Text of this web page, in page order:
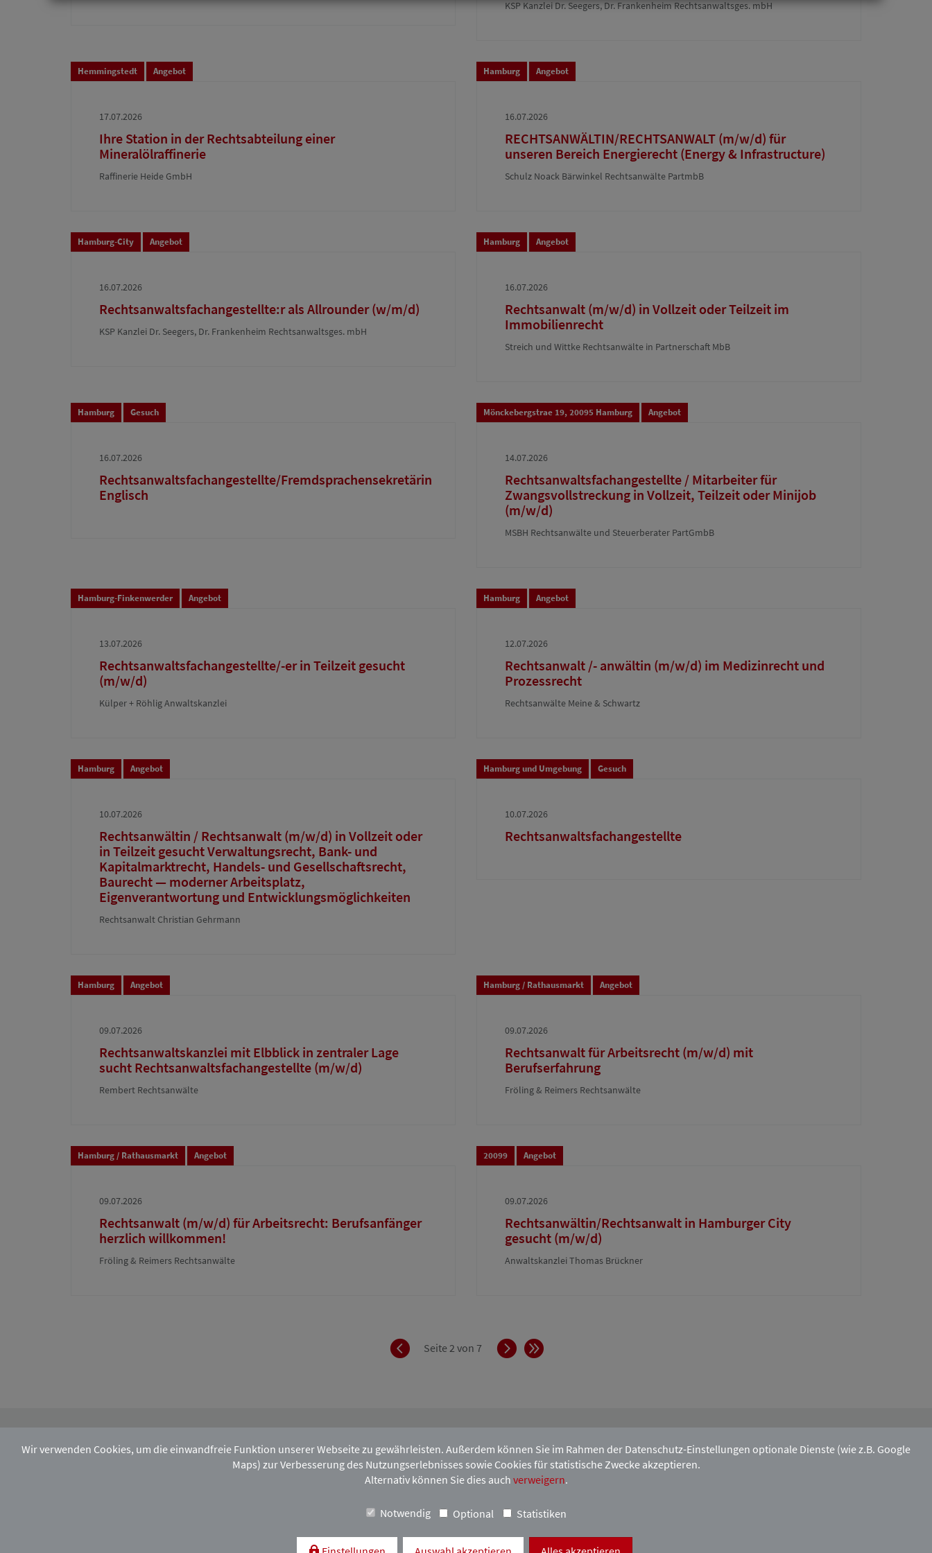
KSP Kanzlei Dr. Seegers, Dr. Frankenheim Rechtsanwaltsges. mbH
Hemmingstedt Angebot
17.07.2026
Ihre Station in der Rechtsabteilung einer
Mineralölraffinerie
Raffinerie Heide GmbH
Hamburg Angebot
16.07.2026
RECHTSANWÄLTIN/RECHTSANWALT (m/w/d) für
unseren Bereich Energierecht (Energy & Infrastructure)
Schulz Noack Bärwinkel Rechtsanwälte PartmbB
Hamburg-City Angebot
16.07.2026
Rechtsanwaltsfachangestellte:r als Allrounder (w/m/d)
KSP Kanzlei Dr. Seegers, Dr. Frankenheim Rechtsanwaltsges. mbH
Hamburg Angebot
16.07.2026
Rechtsanwalt (m/w/d) in Vollzeit oder Teilzeit im
Immobilienrecht
Streich und Wittke Rechtsanwälte in Partnerschaft MbB
Hamburg Gesuch
16.07.2026
Rechtsanwaltsfachangestellte/Fremdsprachensekretärin
Englisch
Mönckebergstrae 19, 20095 Hamburg Angebot
14.07.2026
Rechtsanwaltsfachangestellte / Mitarbeiter für
Zwangsvollstreckung in Vollzeit, Teilzeit oder Minijob
(m/w/d)
MSBH Rechtsanwälte und Steuerberater PartGmbB
Hamburg-Finkenwerder Angebot
13.07.2026
Rechtsanwaltsfachangestellte/-er in Teilzeit gesucht
(m/w/d)
Külper + Röhlig Anwaltskanzlei
Hamburg Angebot
12.07.2026
Rechtsanwalt /- anwältin (m/w/d) im Medizinrecht und
Prozessrecht
Rechtsanwälte Meine & Schwartz
Hamburg Angebot
10.07.2026
Rechtsanwältin / Rechtsanwalt (m/w/d) in Vollzeit oder
in Teilzeit gesucht Verwaltungsrecht, Bank- und
Kapitalmarktrecht, Handels- und Gesellschaftsrecht,
Baurecht — moderner Arbeitsplatz,
Eigenverantwortung und Entwicklungsmöglichkeiten
Rechtsanwalt Christian Gehrmann
Hamburg und Umgebung Gesuch
10.07.2026
Rechtsanwaltsfachangestellte
Hamburg Angebot
09.07.2026
Rechtsanwaltskanzlei mit Elbblick in zentraler Lage
sucht Rechtsanwaltsfachangestellte (m/w/d)
Rembert Rechtsanwälte
Hamburg / Rathausmarkt Angebot
09.07.2026
Rechtsanwalt für Arbeitsrecht (m/w/d) mit
Berufserfahrung
Fröling & Reimers Rechtsanwälte
Hamburg / Rathausmarkt Angebot
09.07.2026
Rechtsanwalt (m/w/d) für Arbeitsrecht: Berufsanfänger
herzlich willkommen!
Fröling & Reimers Rechtsanwälte
20099 Angebot
09.07.2026
Rechtsanwältin/Rechtsanwalt in Hamburger City
gesucht (m/w/d)
Anwaltskanzlei Thomas Brückner
ZurückSeite 2 von 7 VorwärtsEnde
Melden Sie sich hier zu unserem monatlichen HAVupdate-Newsletter an.
Wir verwenden Cookies, um die einwandfreie Funktion unserer Webseite zu gewährleisten. Außerdem können Sie im Rahmen der Datenschutz-Einstellungen optionale Dienste (wie z.B. Google
Maps) zur Verbesserung des Nutzungserlebnisses sowie Cookies für statistische Zwecke akzeptieren.
Alternativ können Sie dies auch verweigern.
Notwendig Optional Statistiken